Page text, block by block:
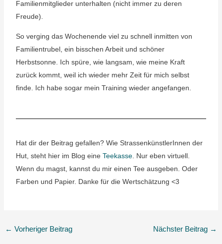
Familienmitglieder unterhalten (nicht immer zu deren
Freude).
So verging das Wochenende viel zu schnell inmitten von
Familientrubel, ein bisschen Arbeit und schöner
Herbstsonne. Ich spüre, wie langsam, wie meine Kraft
zurück kommt, weil ich wieder mehr Zeit für mich selbst
finde. Ich habe sogar mein Training wieder angefangen.
Hat dir der Beitrag gefallen? Wie StrassenkünstlerInnen der
Hut, steht hier im Blog eine Teekasse. Nur eben virtuell.
Wenn du magst, kannst du mir einen Tee ausgeben. Oder
Farben und Papier. Danke für die Wertschätzung <3
← Vorheriger Beitrag Nächster Beitrag →